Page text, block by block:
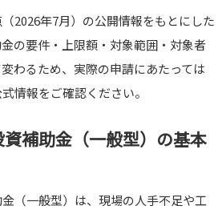
2026年7月）の公開情報をもとにした
の要件・上限額・対象範囲・対象者
わるため、実際の申請にあたっては
情報をご確認ください。
補助金（一般型）の基本
（一般型）は、現場の人手不足や工